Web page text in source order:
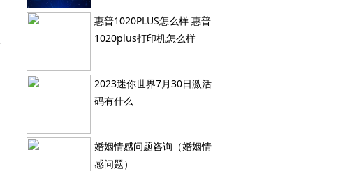
惠普1020PLUS怎么样 惠普
1020plus打印机怎么样
2023迷你世界7月30日激活
码有什么
婚姻情感问题咨询（婚姻情
感问题）